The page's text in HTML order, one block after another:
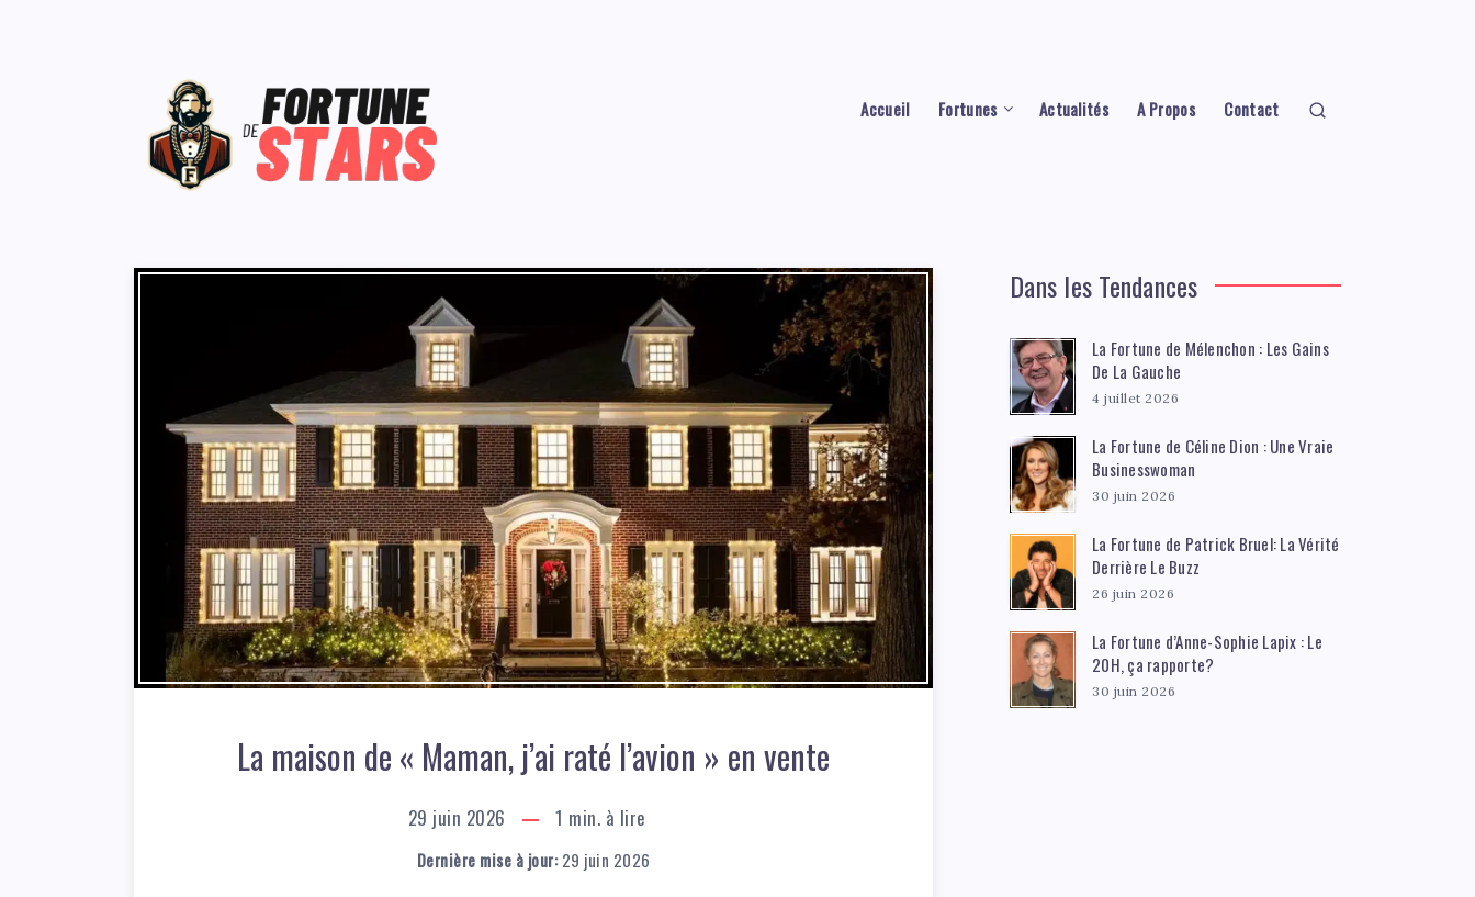
Accueil Fortunes Actualités A Propos Contact
La maison de « Maman, j’ai raté l’avion » en vente
29 juin 2026 1 min. à lire
Dernière mise à jour:29 juin 2026
Dans les Tendances
La Fortune de Mélenchon : Les Gains
De La Gauche
4 juillet 2026
La Fortune de Céline Dion : Une Vraie
Businesswoman
30 juin 2026
La Fortune de Patrick Bruel: La Vérité
Derrière Le Buzz
26 juin 2026
La Fortune d’Anne-Sophie Lapix : Le
20H, ça rapporte?
30 juin 2026